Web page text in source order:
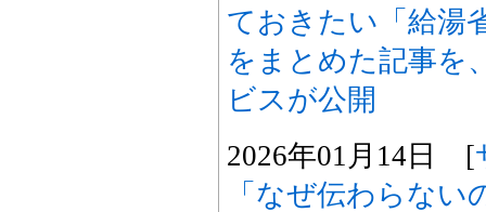
ておきたい「給湯
をまとめた記事を
ビスが公開
2026年01月14日 [
「なぜ伝わらな